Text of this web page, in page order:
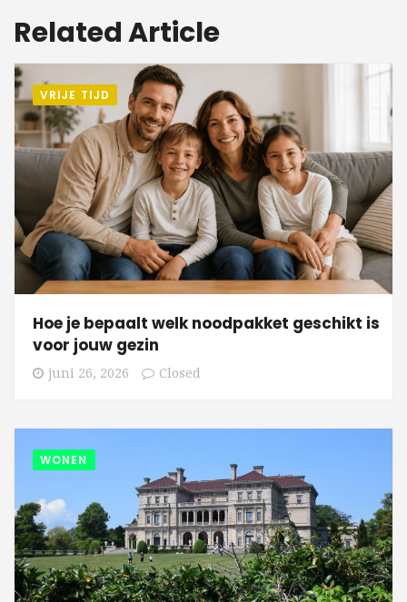
Related Article
VRIJE TIJD
Hoe je bepaalt welk noodpakket geschikt is
voor jouw gezin
juni 26, 2026 Closed
WONEN